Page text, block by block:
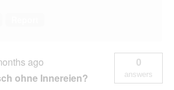
ago
ohne Innereien?
0
answers